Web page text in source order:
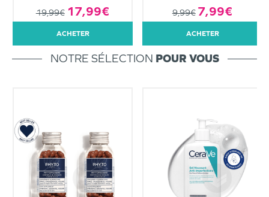
19,99€ 17,99€
ACHETER
9,99€ 7,99€
ACHETER
NOTRE SÉLECTION POUR VOUS